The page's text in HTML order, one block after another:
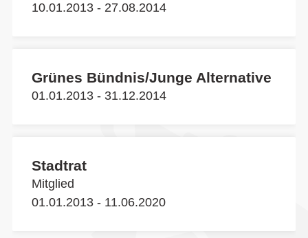
10.01.2013 - 27.08.2014
Grünes Bündnis/Junge Alternative
01.01.2013 - 31.12.2014
Stadtrat
Mitglied
01.01.2013 - 11.06.2020